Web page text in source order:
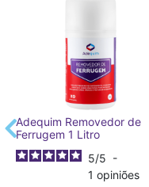
Adequim Removedor de
Ferrugem 1 Litro
5/5 -
1 opiniões